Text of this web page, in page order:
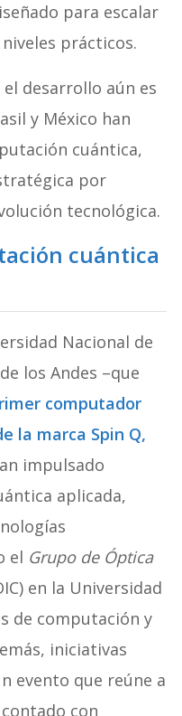
para escalar
prácticos.
desarrollo aún es
y México han
cuántica,
por
tecnológica.
cuántica
Nacional de
los Andes –que
computador
la marca Spin Q,
impulsado
aplicada,
el Grupo de Óptica
en la Universidad
de computación y
iniciativas
evento que reúne a
con